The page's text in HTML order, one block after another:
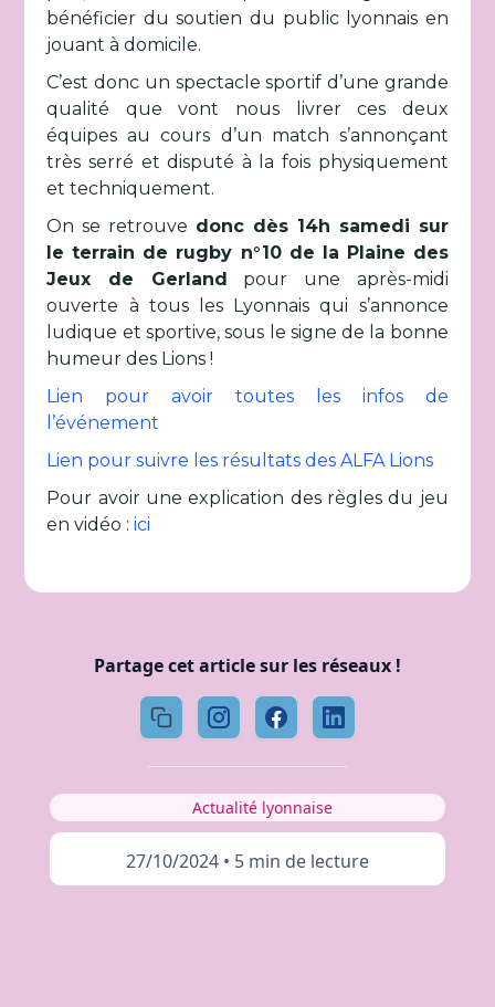
bénéficier du soutien du public lyonnais en
jouant à domicile.
C’est donc un spectacle sportif d’une grande
qualité que vont nous livrer ces deux
équipes au cours d’un match s’annonçant
très serré et disputé à la fois physiquement
et techniquement.
On se retrouve donc dès 14h samedi sur
le terrain de rugby n°10 de la Plaine des
Jeux de Gerland pour une après-midi
ouverte à tous les Lyonnais qui s’annonce
ludique et sportive, sous le signe de la bonne
humeur des Lions !
Lien pour avoir toutes les infos de
l’événement
Lien pour suivre les résultats des ALFA Lions
Pour avoir une explication des règles du jeu
en vidéo :ici
Partage cet article sur les réseaux !
Actualité lyonnaise
27/10/2024 • 5 min de lecture